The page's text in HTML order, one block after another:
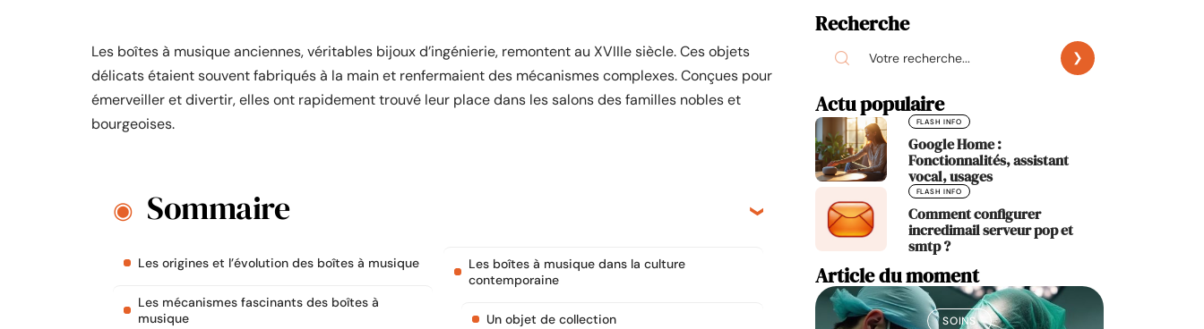
Les boîtes à musique anciennes, véritables bijoux d’ingénierie, remontent au XVIIIe siècle. Ces objets
délicats étaient souvent fabriqués à la main et renfermaient des mécanismes complexes. Conçues pour
émerveiller et divertir, elles ont rapidement trouvé leur place dans les salons des familles nobles et
bourgeoises.
Sommaire
Les origines et l’évolution des boîtes à musique
Les mécanismes fascinants des boîtes à
musique
Les boîtes à musique dans la culture
contemporaine
Un objet de collection
Recherche
Actu populaire
FLASH INFO
Google Home :
Fonctionnalités, assistant
vocal, usages
FLASH INFO
Comment configurer
incredimail serveur pop et
smtp ?
Article du moment
SOINS